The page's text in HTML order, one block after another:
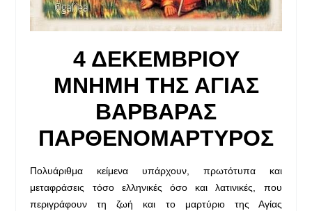
4 ΔΕΚΕΜΒΡΙΟΥ
ΜΝΗΜΗ ΤΗΣ ΑΓΙΑΣ
ΒΑΡΒΑΡΑΣ
ΠΑΡΘΕΝΟΜΑΡΤΥΡΟΣ
Πολυάριθμα κείμενα υπάρχουν, πρωτότυπα και
μεταφράσεις τόσο ελληνικές όσο και λατινικές, που
περιγράφουν τη ζωή και το μαρτύριο της Αγίας